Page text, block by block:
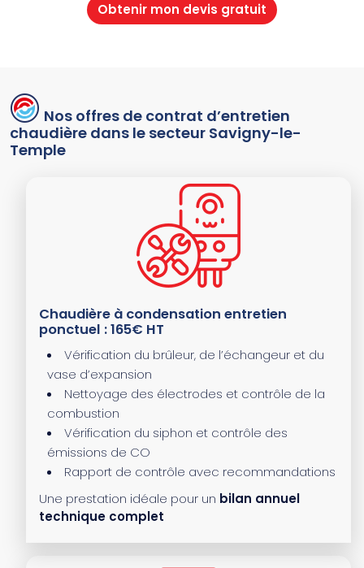
Obtenir mon devis gratuit
Nos offres de contrat d’entretien
chaudière dans le secteur Savigny-le-
Temple
Chaudière à condensation entretien
ponctuel : 165€ HT
Vérification du brûleur, de l’échangeur et du
vase d’expansion
Nettoyage des électrodes et contrôle de la
combustion
Vérification du siphon et contrôle des
émissions de CO
Rapport de contrôle avec recommandations
Une prestation idéale pour un bilan annuel
technique complet